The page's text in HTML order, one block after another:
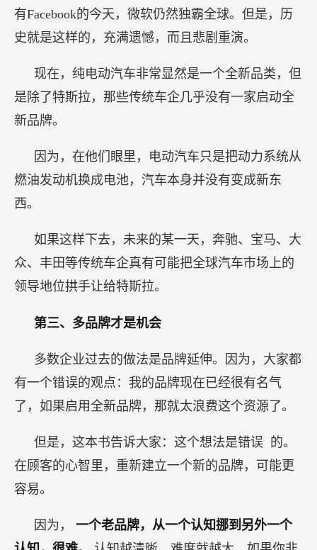
有Facebook的今天，微软仍然独霸全球。但是，历
史就是这样的，充满遗憾，而且悲剧重演。
现在，纯电动汽车非常显然是一个全新品类，但
是除了特斯拉，那些传统车企几乎没有一家启动全
新品牌。
因为，在他们眼里，电动汽车只是把动力系统从
燃油发动机换成电池，汽车本身并没有变成新东
西。
如果这样下去，未来的某一天，奔驰、宝马、大
众、丰田等传统车企真有可能把全球汽车市场上的
领导地位拱手让给特斯拉。
第三、多品牌才是机会
多数企业过去的做法是品牌延伸。因为，大家都
有一个错误的观点：我的品牌现在已经很有名气
了，如果启用全新品牌，那就太浪费这个资源了。
但是，这本书告诉大家：这个想法是错误 的。
在顾客的心智里，重新建立一个新的品牌，可能更
容易。
因为， 一个老品牌，从一个认知挪到另外一个